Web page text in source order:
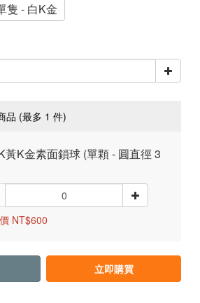
隻 - 白K金
品 (最多 1 件)
黃K金素面鎖球 (單顆 - 圓直徑 3
NT$600
立即購買